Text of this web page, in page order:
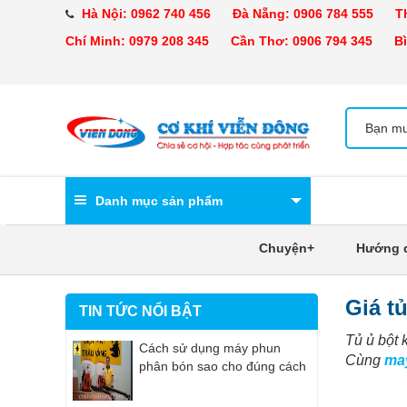
Hà Nội: 0962 740 456 Đà Nẵng: 0906 784 555
Chí Minh: 0979 208 345 Cần Thơ: 0906 794 345
Danh mục sản phẩm
Chuyện+ Hướng
Giá
Tủ ủ bột
Cùng
TIN TỨC NỔI BẬT
Cách sử dụng máy phun
phân bón sao cho đúng cách